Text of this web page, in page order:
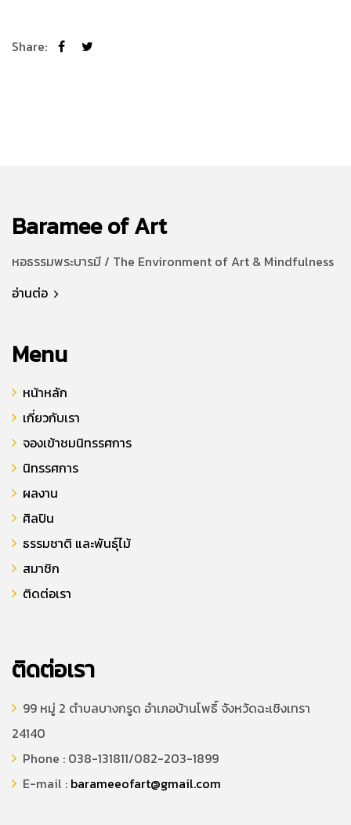
Share:
Baramee of Art
หอธรรมพระบารมี / The Environment of Art & Mindfulness
อ่านต่อ
Menu
หน้าหลัก
เกี่ยวกับเรา
จองเข้าชมนิทรรศการ
นิทรรศการ
ผลงาน
ศิลปิน
ธรรมชาติ และพันธุ์ไม้
สมาชิก
ติดต่อเรา
ติดต่อเรา
99 หมู่ 2 ตำบลบางกรูด อำเภอบ้านโพธิ์ จังหวัดฉะเชิงเทรา
24140
Phone : 038-131811/082-203-1899
E-mail : barameeofart@gmail.com